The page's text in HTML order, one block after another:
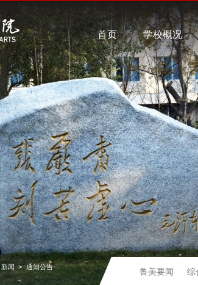
首页 学校概况
新闻 > 通知公告
鲁美要闻 综